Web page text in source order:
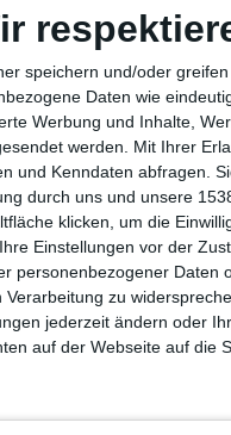
speichern und/oder
Daten wie
Werbung und Inhalte,
werden.
Mit Ihrer
und Kenndaten abfragen.
durch uns und unsere
klicken, um die
Einstellungen vor der
personenbezogener Daten
Verarbeitung zu
jederzeit ändern oder
auf der Webseite auf die
hat, der kann
Pressemeldung die
für PS3 und
interessieren, die
worden, wobei
und das